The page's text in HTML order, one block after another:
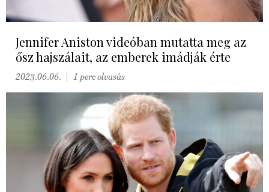
Jennifer Aniston videóban mutatta meg az
ősz hajszálait, az emberek imádják érte
2023.06.06. 1 perc olvasás